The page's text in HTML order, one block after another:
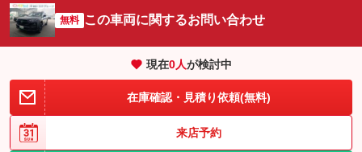
無料 この車両に関するお問い合わせ
現在0人が検討中
在庫確認・見積り依頼(無料)
来店予約